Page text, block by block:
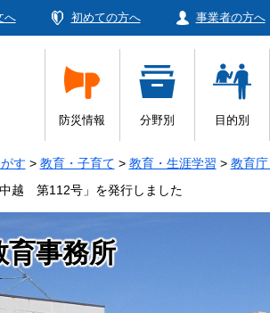
へ 初めての方へ 事業者の方へ
防災情報 分野別 目的別
す > 教育・子育て > 教育・生涯学習 > 教育
中越 第112号」を発行しました
事務所